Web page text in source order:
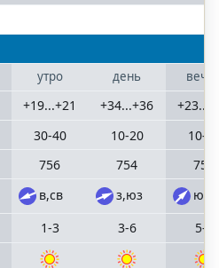
утро
+19...+21
30-40
756
в,св
1-3
день
+34...+36
10-20
754
з,юз
3-6
10-
754
юз
5-8